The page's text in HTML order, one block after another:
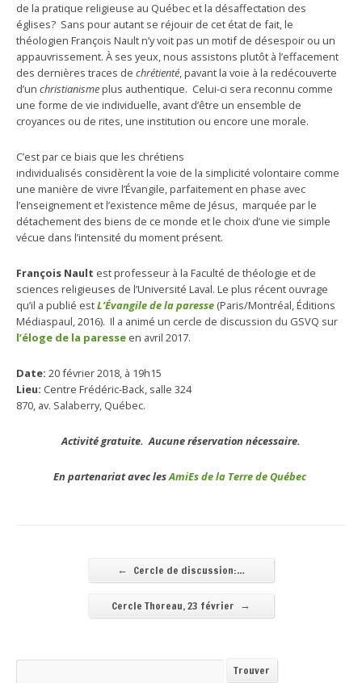
de la pratique religieuse au Québec et la désaffectation des
églises? Sans pour autant se réjouir de cet état de fait, le
théologien François Nault n’y voit pas un motif de désespoir ou un
appauvrissement. À ses yeux, nous assistons plutôt à l’effacement
des dernières traces de chrétienté, pavant la voie à la redécouverte
d’un christianismeplus authentique. Celui-ci sera reconnu comme
une forme de vie individuelle, avant d’être un ensemble de
croyances ou de rites, une institution ou encore une morale.
C’est par ce biais que les chrétiens
individualisés considèrent la voie de la simplicité volontaire comme
une manière de vivre l’Évangile, parfaitement en phase avec
l’enseignement et l’existence même de Jésus, marquée par le
détachement des biens de ce monde et le choix d’une vie simple
vécue dans l’intensité du moment présent.
François Nault est professeur à la Faculté de théologie et de
sciences religieuses de l’Université Laval. Le plus récent ouvrage
qu’il a publié estL’Évangile de la paresse (Paris/Montréal, Éditions
Médiaspaul, 2016). Il a animé un cercle de discussion du GSVQ sur
l’éloge de la paresse en avril 2017.
Date: 20 février 2018, à 19h15
Lieu: Centre Frédéric-Back, salle 324
870, av. Salaberry, Québec.
Activité gratuite. Aucune réservation nécessaire.
En partenariat avec lesAmiEs de la Terre de Québec
← Cercle de discussion:…
Cercle Thoreau, 23 février →
Recherche Trouver